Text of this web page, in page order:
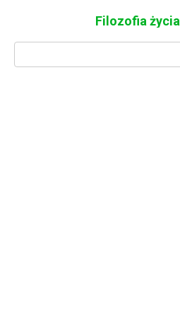
Filozofia życia
Search: